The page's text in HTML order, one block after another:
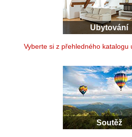
Ubytování
Vyberte si z přehledného
Soutěž